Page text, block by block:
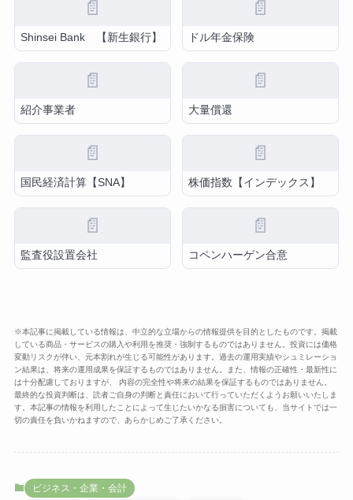
📄
Shinsei Bank 【新生銀行】
📄
ドル年金保険
📄
紹介事業者
📄
大量償還
📄
国民経済計算【SNA】
📄
株価指数【インデックス】
📄
監査役設置会社
📄
コペンハーゲン合意
※本記事に掲載している情報は、中立的な立場からの情報提供を目的としたものです。掲載
している商品・サービスの購入や利用を推奨・強制するものではありません。投資には価格
変動リスクが伴い、元本割れが生じる可能性があります。過去の運用実績やシュミレーショ
ン結果は、将来の運用成果を保証するものではありません。また、情報の正確性・最新性に
は十分配慮しておりますが、 内容の完全性や将来の結果を保証するものではありません。
最終的な投資判断は、読者ご自身の判断と責任において行っていただくようお願いいたしま
す。本記事の情報を利用したことによって生じたいかなる損害についても、当サイトでは一
切の責任を負いかねますので、あらかじめご了承ください。
ビジネス・企業・会計